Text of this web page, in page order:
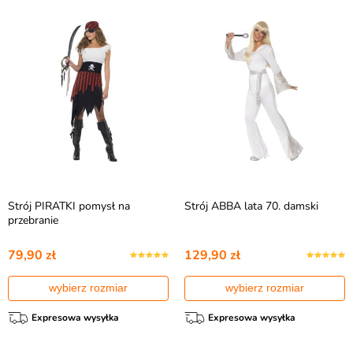
Strój PIRATKI pomysł na
przebranie
79,90 zł
wybierz rozmiar
Expresowa wysyłka
Strój ABBA lata 70. damski
129,90 zł
wybierz rozmiar
Expresowa wysyłka